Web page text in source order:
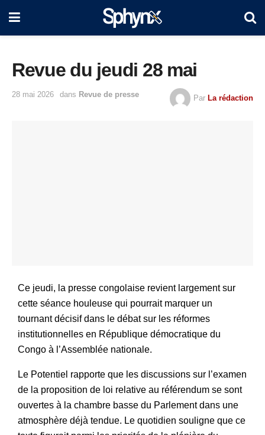
Revue du jeudi 28 mai
28 mai 2026 dans Revue de presse Par La rédaction
Ce jeudi, la presse congolaise revient largement sur
cette séance houleuse qui pourrait marquer un
tournant décisif dans le débat sur les réformes
institutionnelles en République démocratique du
Congo à l’Assemblée nationale.
Le Potentiel rapporte que les discussions sur l’examen
de la proposition de loi relative au référendum se sont
ouvertes à la chambre basse du Parlement dans une
atmosphère déjà tendue. Le quotidien souligne que ce